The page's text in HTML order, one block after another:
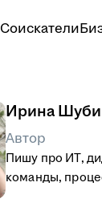
Соискатели
Ирина
Автор
Пишу про ИТ,
команды,